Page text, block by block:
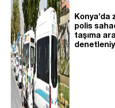
Konya’da
polis
taşıma